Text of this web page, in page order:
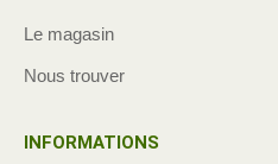
Le magasin
Nous trouver
INFORMATIONS